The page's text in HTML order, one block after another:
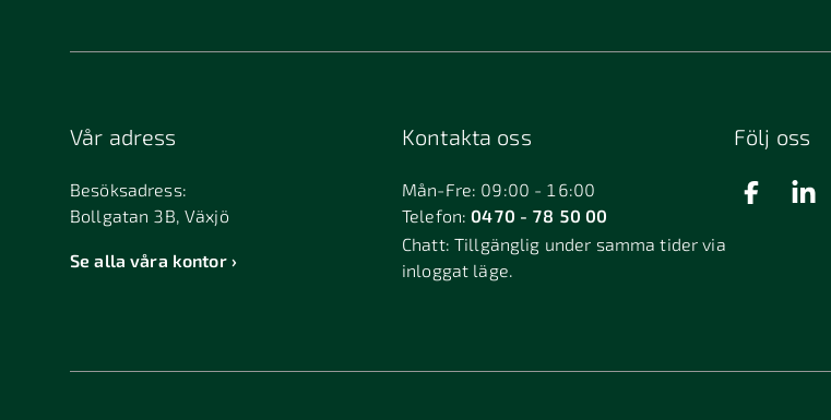
Vår adress
Besöksadress:
Bollgatan 3B, Växjö
Se alla våra kontor
Kontakta oss
Mån-Fre: 09:00 - 16:00
Telefon:0470 - 78 50 00
Chatt:Tillgänglig under samma tider via
inloggat läge.
Följ oss